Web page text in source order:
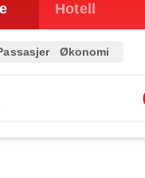
Hotell
Økonomi